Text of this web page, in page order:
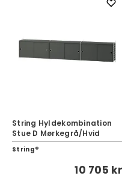
String Hyldekombination
Stue D Mørkegrå/Hvid
String®
10 705 kr